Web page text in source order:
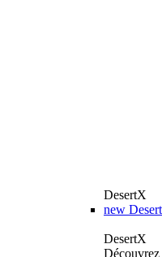
DesertX
new
DesertX
Découvrez